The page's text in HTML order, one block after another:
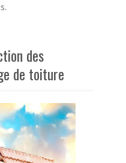
des
de toiture